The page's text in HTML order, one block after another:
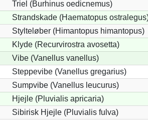
Triel (Burhinus oedicnemus)
Strandskade (Haematopus
Stylteløber (Himantopus himantopus)
Klyde (Recurvirostra avosetta)
Vibe (Vanellus vanellus)
Steppevibe (Vanellus gregarius)
Sumpvibe (Vanellus leucurus)
Hjejle (Pluvialis apricaria)
Sibirisk Hjejle (Pluvialis fulva)